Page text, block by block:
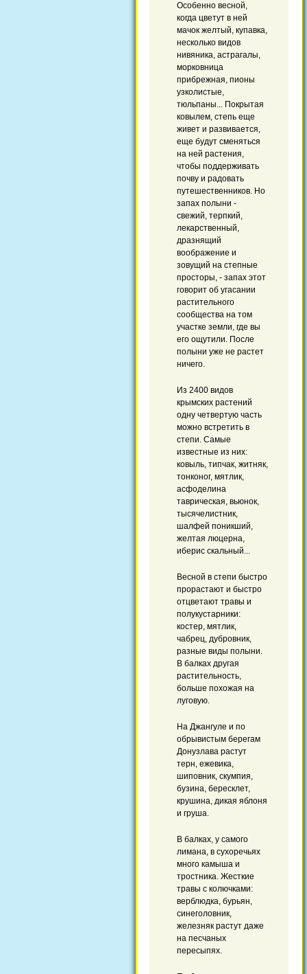
Особенно весной,
когда цветут в ней
мачок желтый, купавка,
несколько видов
нивяника, астрагалы,
морковница
прибрежная, пионы
узколистые,
тюльпаны... Покрытая
ковылем, степь еще
живет и развивается,
еще будут сменяться
на ней растения,
чтобы поддерживать
почву и радовать
путешественников. Но
запах полыни -
свежий, терпкий,
лекарственный,
дразнящий
воображение и
зовущий на степные
просторы, - запах этот
говорит об угасании
растительного
сообщества на том
участке земли, где вы
его ощутили. После
полыни уже не растет
ничего.
Из 2400 видов
крымских растений
одну четвертую часть
можно встретить в
степи. Самые
известные из них:
ковыль, типчак, житняк,
тонконог, мятлик,
асфоделина
таврическая, вьюнок,
тысячелистник,
шалфей поникший,
желтая люцерна,
иберис скальный...
Весной в степи быстро
прорастают и быстро
отцветают травы и
полукустарники:
костер, мятлик,
чабрец, дубровник,
разные виды полыни.
В балках другая
растительность,
больше похожая на
луговую.
На Джангуле и по
обрывистым берегам
Донузлава растут
терн, ежевика,
шиповник, скумпия,
бузина, бересклет,
крушина, дикая яблоня
и груша.
В балках, у самого
лимана, в сухоречьях
много камыша и
тростника. Жесткие
травы с колючками:
верблюдка, бурьян,
синеголовник,
железняк растут даже
на песчаных
пересыпях.